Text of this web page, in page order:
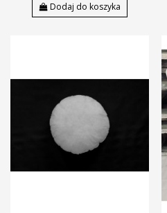
Dodaj do koszyka